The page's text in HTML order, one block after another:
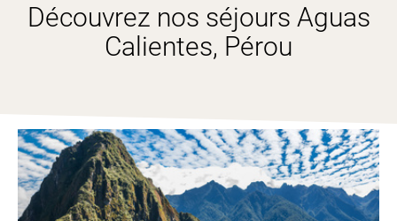
Découvrez nos séjours Aguas
Calientes, Pérou